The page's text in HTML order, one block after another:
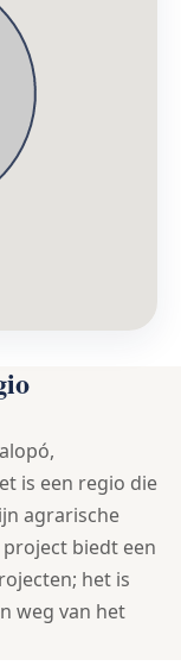
is een regio die
agrarische
biedt een
het is
weg van het